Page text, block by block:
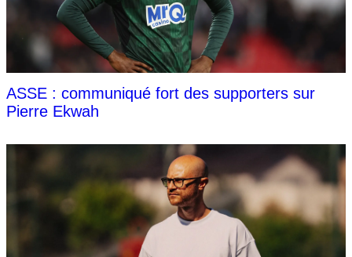
ASSE : communiqué fort des supporters sur
Pierre Ekwah